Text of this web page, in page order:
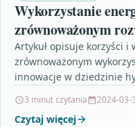
Wykorzystanie
zrównoważonym
Artykuł opisuje korzyści i
zrównoważonym
innowacje w dziedzinie
takie…
3 minut czytania 2024-03-
Czytaj więcej